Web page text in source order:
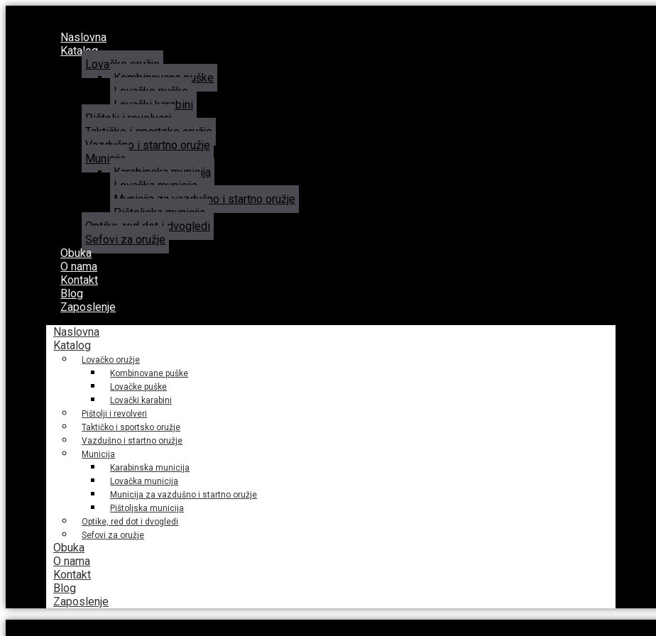
Naslovna
Katalog
Lovačko oružje
Kombinovane puške
Lovačke puške
Lovački karabini
Pištolji i revolveri
Taktičko i sportsko oružje
Vazdušno i startno oružje
Municija
Karabinska municija
Lovačka municija
Municija za vazdušno i startno oružje
Pištoljska municija
Optike, red dot i dvogledi
Sefovi za oružje
Obuka
O nama
Kontakt
Blog
Zaposlenje
Naslovna
Katalog
Lovačko oružje
Kombinovane puške
Lovačke puške
Lovački karabini
Pištolji i revolveri
Taktičko i sportsko oružje
Vazdušno i startno oružje
Municija
Karabinska municija
Lovačka municija
Municija za vazdušno i startno oružje
Pištoljska municija
Optike, red dot i dvogledi
Sefovi za oružje
Obuka
O nama
Kontakt
Blog
Zaposlenje